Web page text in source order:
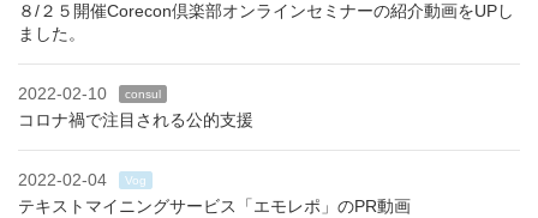
８/２５開催Corecon倶楽部オンラインセミナーの紹介動画をUPし
ました。
2022-02-10 consul
コロナ禍で注目される公的支援
2022-02-04 Vog
テキストマイニングサービス「エモレポ」のPR動画